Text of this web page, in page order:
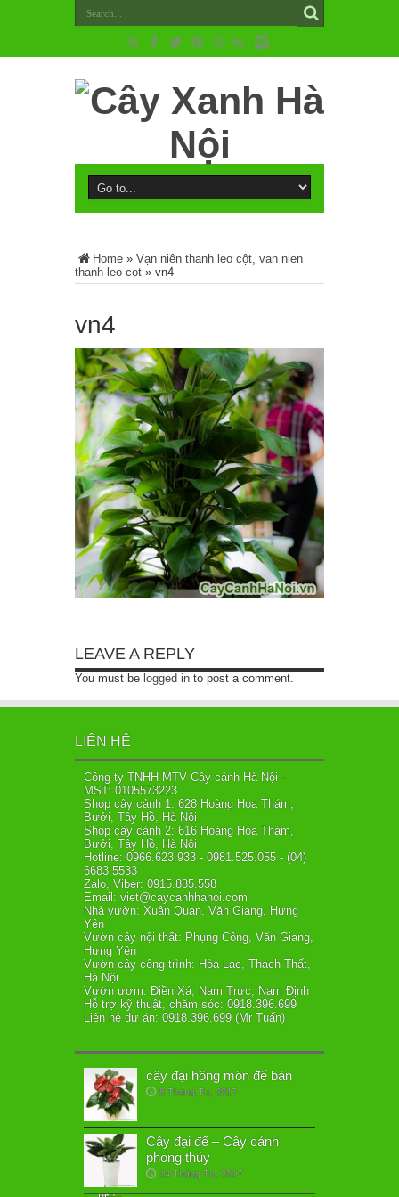
Home » Vạn niên thanh leo cột, van nien
thanh leo cot » vn4
vn4
LEAVE A REPLY
You must be logged in to post a comment.
LIÊN HỆ
Công ty TNHH MTV Cây cảnh Hà Nội -
MST: 0105573223
Shop cây cảnh 1: 628 Hoàng Hoa Thám,
Bưởi, Tây Hồ, Hà Nội
Shop cây cảnh 2: 616 Hoàng Hoa Thám,
Bưởi, Tây Hồ, Hà Nội
Hotline: 0966.623.933 - 0981.525.055 - (04)
6683.5533
Zalo, Viber: 0915.885.558
Email: viet@caycanhhanoi.com
Nhà vườn: Xuân Quan, Văn Giang, Hưng
Yên
Vườn cây nội thất: Phụng Công, Văn Giang,
Hưng Yên
Vườn cây công trình: Hòa Lạc, Thạch Thất,
Hà Nội
Vườn ươm: Điền Xá, Nam Trực, Nam Định
Hỗ trợ kỹ thuật, chăm sóc: 0918.396.699
Liên hệ dự án: 0918.396.699 (Mr Tuấn)
cây đại hồng môn để bàn
8 Tháng Tư, 2017
Cây đại đế – Cây cảnh
phong thủy
14 Tháng Tư, 2017